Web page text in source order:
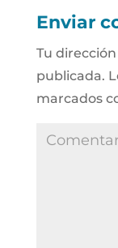
Enviar
Tu
publicada.
marcados